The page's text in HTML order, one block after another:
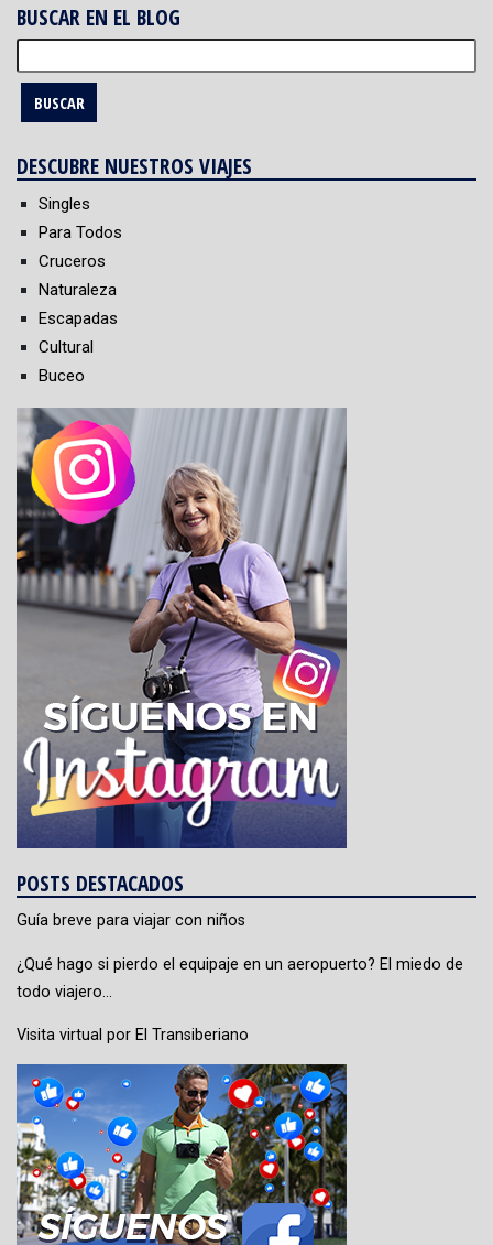
BUSCAR EN EL BLOG
DESCUBRE NUESTROS VIAJES
Singles
Para Todos
Cruceros
Naturaleza
Escapadas
Cultural
Buceo
POSTS DESTACADOS
Guía breve para viajar con niños
¿Qué hago si pierdo el equipaje en un aeropuerto? El miedo de
todo viajero…
Visita virtual por El Transiberiano